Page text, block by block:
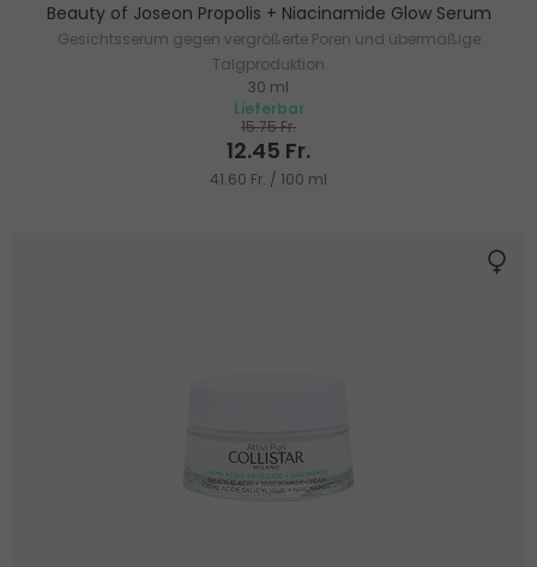
Beauty of Joseon Propolis + Niacinamide Glow Serum
Gesichtsserum gegen vergrößerte Poren und übermäßige
Talgproduktion
30 ml
Lieferbar
15.75 Fr.
12.45 Fr.
41.60 Fr. / 100 ml